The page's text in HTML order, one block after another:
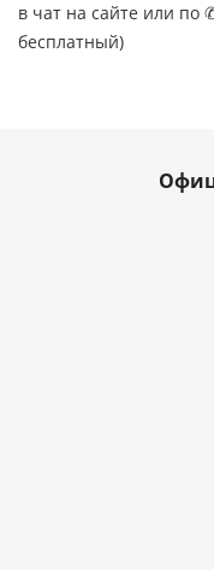
в чат на сайте или по
бесплатный)